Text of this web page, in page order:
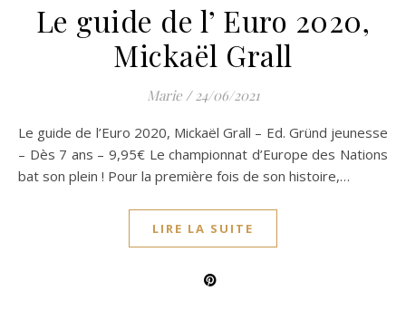
Le guide de l’ Euro 2020,
Mickaël Grall
Marie / 24/06/2021
Le guide de l’Euro 2020, Mickaël Grall – Ed. Gründ jeunesse
– Dès 7 ans – 9,95€ Le championnat d’Europe des Nations
bat son plein ! Pour la première fois de son histoire,…
LIRE LA SUITE